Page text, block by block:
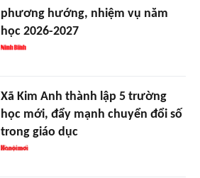
phương hướng, nhiệm vụ năm
học 2026-2027
Xã Kim Anh thành lập 5 trường
học mới, đẩy mạnh chuyển đổi số
trong giáo dục